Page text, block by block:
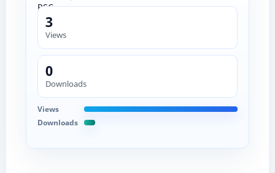
3
Views
0
Downloads
Views
Downloads